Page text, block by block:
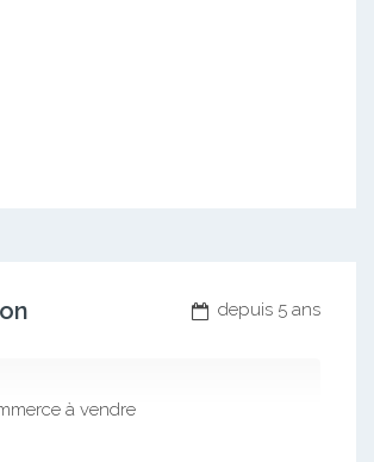
depuis 5 ans
à vendre